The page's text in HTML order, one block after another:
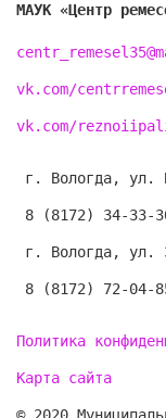
На нашем сайте мы
характера.
проинформированы
браузера. Политика
(согласно ФЗ №152
МАУК «Центр
vk.com/
vk.com/
г. Вологда, ул.
8 (8172) 34-33-
г. Вологда, ул.
8 (8172) 72-04-
Политика
Карта сайта
© 2020